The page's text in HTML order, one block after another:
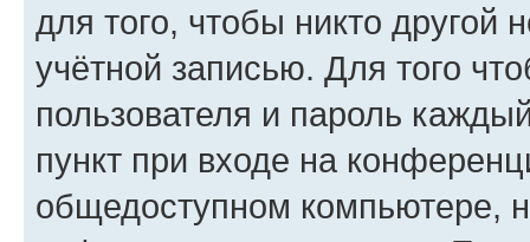
для того, чтобы никто другой
учётной записью. Для того
пользователя и пароль
пункт при входе на
общедоступном компьютере,